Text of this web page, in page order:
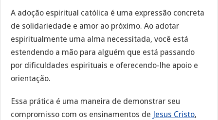
A adoção espiritual católica é uma expressão concreta
de solidariedade e amor ao próximo. Ao adotar
espiritualmente uma alma necessitada, você está
estendendo a mão para alguém que está passando
por dificuldades espirituais e oferecendo-lhe apoio e
orientação.
Essa prática é uma maneira de demonstrar seu
compromisso com os ensinamentos de Jesus Cristo,